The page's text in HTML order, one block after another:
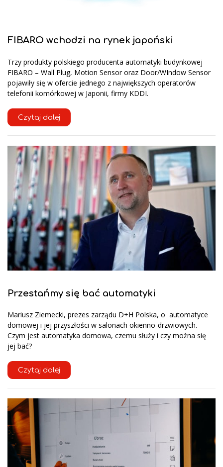
FIBARO wchodzi na rynek japoński
Trzy produkty polskiego producenta automatyki budynkowej
FIBARO – Wall Plug, Motion Sensor oraz Door/WIndow Sensor
pojawiły się w ofercie jednego z największych operatorów
telefonii komórkowej w Japonii, firmy KDDI.
Czytaj dalej
Przestańmy się bać automatyki
Mariusz Ziemecki, prezes zarządu D+H Polska, o automatyce
domowej i jej przyszłości w salonach okienno-drzwiowych.
Czym jest automatyka domowa, czemu służy i czy można się
jej bać?
Czytaj dalej